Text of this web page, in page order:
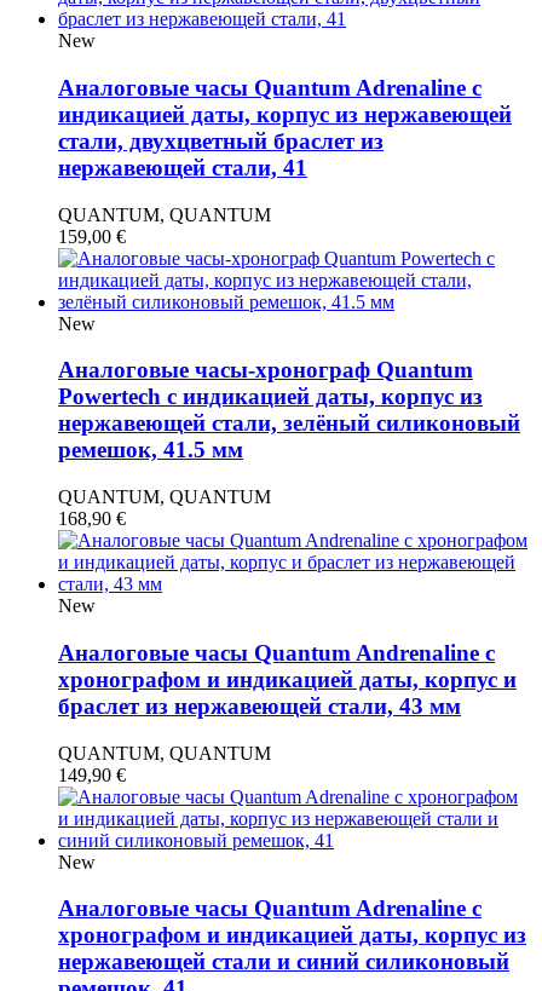
New
Аналоговые часы Quantum Adrenaline с
индикацией даты, корпус из нержавеющей
стали, двухцветный браслет из
нержавеющей стали, 41
QUANTUM, QUANTUM
159,00 €
New
Аналоговые часы-хронограф Quantum
Powertech с индикацией даты, корпус из
нержавеющей стали, зелёный силиконовый
ремешок, 41.5 мм
QUANTUM, QUANTUM
168,90 €
New
Аналоговые часы Quantum Andrenaline с
хронографом и индикацией даты, корпус и
браслет из нержавеющей стали, 43 мм
QUANTUM, QUANTUM
149,90 €
New
Аналоговые часы Quantum Adrenaline с
хронографом и индикацией даты, корпус из
нержавеющей стали и синий силиконовый